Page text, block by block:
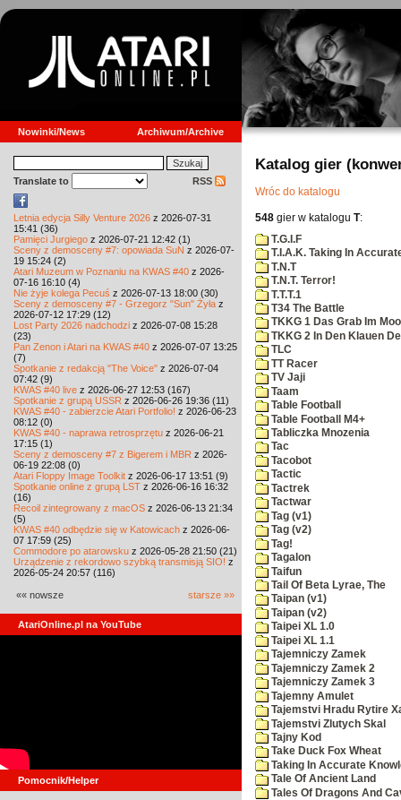
Nowinki/News Archiwum/Archive
Translate to RSS
Letnia edycja Silly Venture 2026 z 2026-07-31
15:41 (36)
Pamięci Jurgiego z 2026-07-21 12:42 (1)
Sceny z demosceny #7: opowiada SuN z 2026-07-
19 15:24 (2)
Atari Muzeum w Poznaniu na KWAS #40 z 2026-
07-16 16:10 (4)
Nie żyje kolega Pecuś z 2026-07-13 18:00 (30)
Sceny z demosceny #7 - Grzegorz "Sun" Żyła z
2026-07-12 17:29 (12)
Lost Party 2026 nadchodzi z 2026-07-08 15:28
(23)
Pan Zenon i Atari na KWAS #40 z 2026-07-07 13:25
(7)
Spotkanie z redakcją "The Voice" z 2026-07-04
07:42 (9)
KWAS #40 live z 2026-06-27 12:53 (167)
Spotkanie z grupą USSR z 2026-06-26 19:36 (11)
KWAS #40 - zabierzcie Atari Portfolio! z 2026-06-23
08:12 (0)
KWAS #40 - naprawa retrosprzętu z 2026-06-21
17:15 (1)
Sceny z demosceny #7 z Bigerem i MBR z 2026-
06-19 22:08 (0)
Atari Floppy Image Toolkit z 2026-06-17 13:51 (9)
Spotkanie online z grupą LST z 2026-06-16 16:32
(16)
Recoil zintegrowany z macOS z 2026-06-13 21:34
(5)
KWAS #40 odbędzie się w Katowicach z 2026-06-
07 17:59 (25)
Commodore po atarowsku z 2026-05-28 21:50 (21)
Urządzenie z rekordowo szybką transmisją SIO! z
2026-05-24 20:57 (116)
«« nowsze starsze »»
AtariOnline.pl na YouTube
Pomocnik/Helper
Katalog gier
Wróc do katalogu
548 gier w katalogu T:
T.G.I.F
T.I.A.K. Taking In
T.N.T
T.N.T. Terror!
T.T.T.1
T34 The Battle
TKKG 1 Das Grab Im
TKKG 2 In Den Klauen
TLC
TT Racer
TV Jaji
Taam
Table Football
Table Football M4+
Tabliczka Mnozenia
Tac
Tacobot
Tactic
Tactrek
Tactwar
Tag (v1)
Tag (v2)
Tag!
Tagalon
Taifun
Tail Of Beta Lyrae, The
Taipan (v1)
Taipan (v2)
Taipei XL 1.0
Taipei XL 1.1
Tajemniczy Zamek
Tajemniczy Zamek 2
Tajemniczy Zamek 3
Tajemny Amulet
Tajemstvi Hradu Rytire
Tajemstvi Zlutych Skal
Tajny Kod
Take Duck Fox Wheat
Taking In Accurate
Tale Of Ancient Land
Tales Of Dragons And